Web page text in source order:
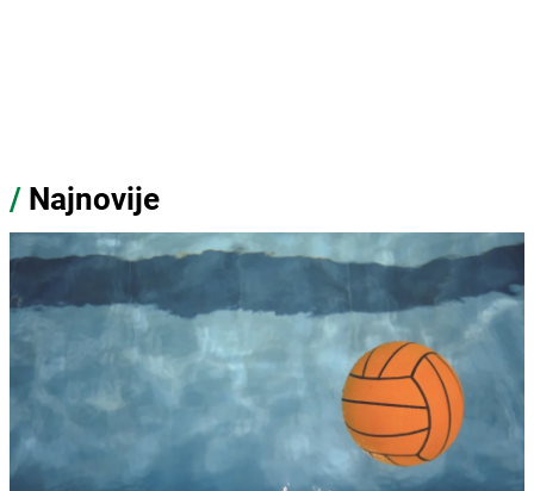
/ Najnovije